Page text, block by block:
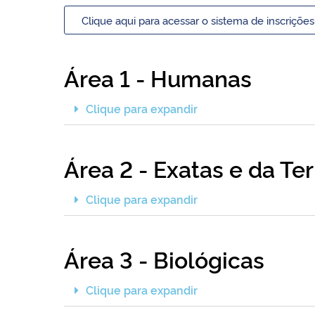
Clique aqui para acessar o sistema de inscrições
Área 1 - Humanas
Clique para expandir
Área 2 - Exatas e da
Clique para expandir
Área 3 - Biológicas
Clique para expandir